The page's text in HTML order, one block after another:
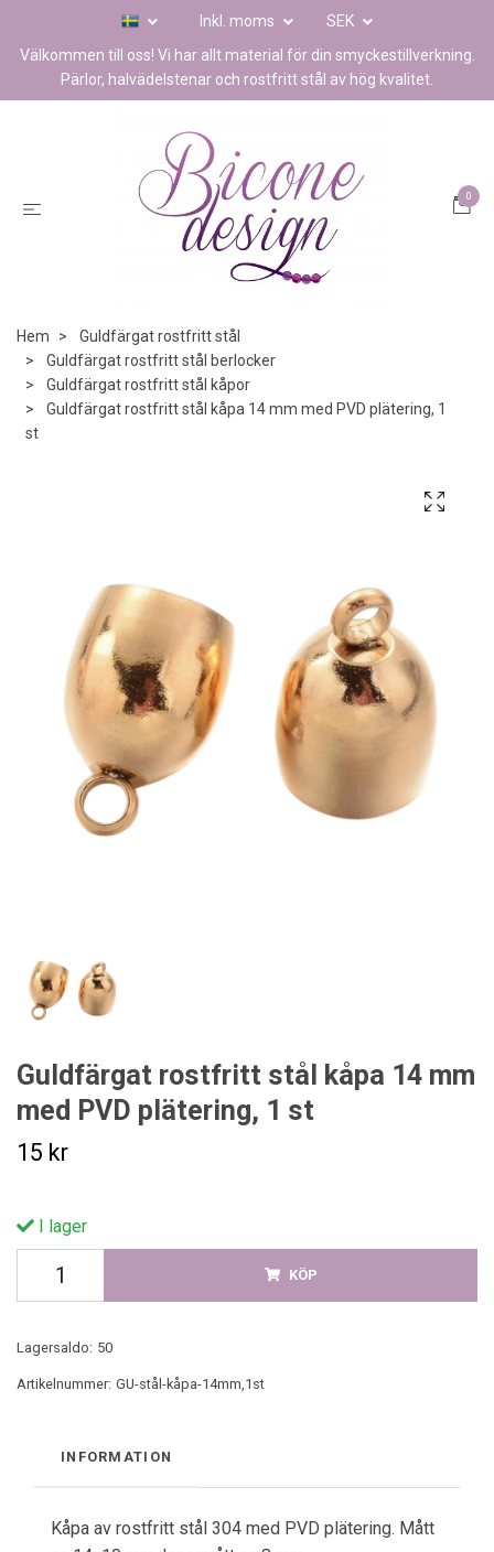
Inkl. moms
SEK
Välkommen till oss! Vi har allt material för din smyckestillverkning.
Pärlor, halvädelstenar och rostfritt stål av hög kvalitet.
0
Hem
Guldfärgat rostfritt stål
Guldfärgat rostfritt stål berlocker
Guldfärgat rostfritt stål kåpor
Guldfärgat rostfritt stål kåpa 14 mm med PVD plätering, 1
st
Guldfärgat rostfritt stål kåpa 14 mm
med PVD plätering, 1 st
15 kr
I lager
KÖP
Lagersaldo: 50
Artikelnummer: GU-stål-kåpa-14mm,1st
INFORMATION
Kåpa av rostfritt stål 304 med PVD plätering. Mått